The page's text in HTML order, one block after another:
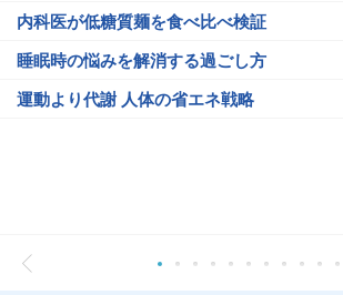
内科医が低糖質麺を食べ比べ検証
睡眠時の悩みを解消する過ごし方
運動より代謝 人体の省エネ戦略